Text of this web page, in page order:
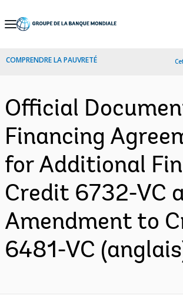
Skip
Navigation
COMPRENDRE LA PAUVRETÉ
Official
Financing
for Additional
Credit 6732-VC
Amendment to
6481-VC